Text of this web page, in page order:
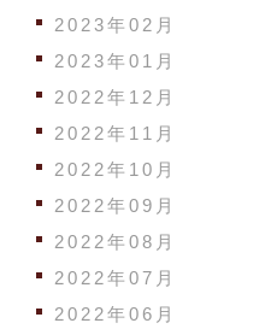
2023年02月
2023年01月
2022年12月
2022年11月
2022年10月
2022年09月
2022年08月
2022年07月
2022年06月